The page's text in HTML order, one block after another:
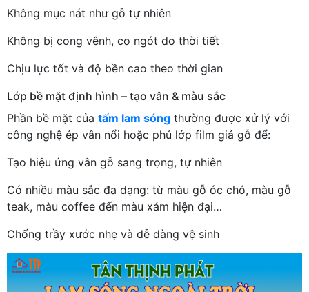
Không mục nát như gỗ tự nhiên
Không bị cong vênh, co ngót do thời tiết
Chịu lực tốt và độ bền cao theo thời gian
Lớp bề mặt định hình – tạo vân & màu sắc
Phần bề mặt của tấm lam sóng thường được xử lý với
công nghệ ép vân nổi hoặc phủ lớp film giả gỗ để:
Tạo hiệu ứng vân gỗ sang trọng, tự nhiên
Có nhiều màu sắc đa dạng: từ màu gỗ óc chó, màu gỗ
teak, màu coffee đến màu xám hiện đại…
Chống trầy xước nhẹ và dễ dàng vệ sinh